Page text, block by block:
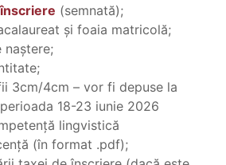
(semnată);
şi foaia matricolă;
3cm/4cm – vor fi depuse la
18-23 iunie 2026
lingvistică
(în format .pdf);